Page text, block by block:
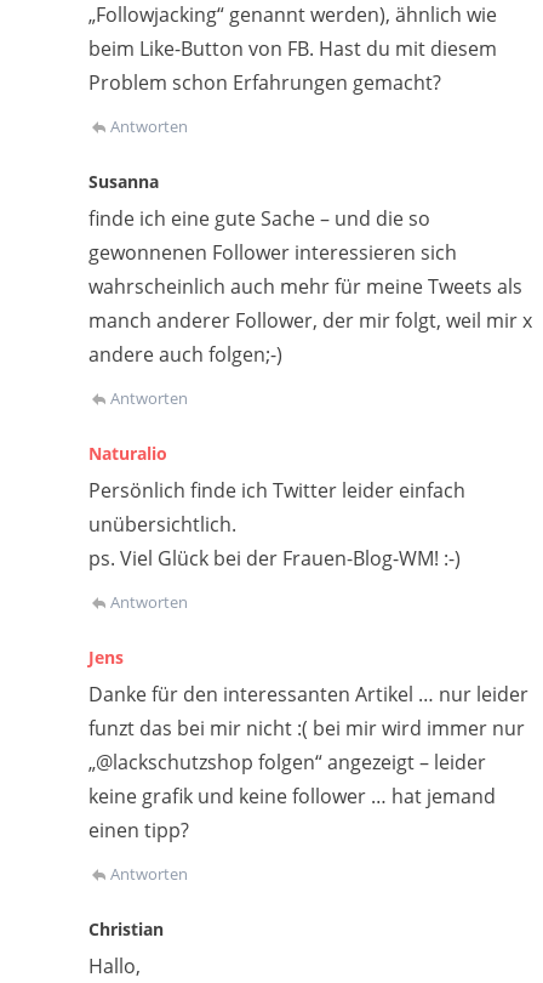
„Followjacking“ genannt werden), ähnlich wie
beim Like-Button von FB. Hast du mit diesem
Problem schon Erfahrungen gemacht?
Antworten
Susanna
finde ich eine gute Sache – und die so
gewonnenen Follower interessieren sich
wahrscheinlich auch mehr für meine Tweets als
manch anderer Follower, der mir folgt, weil mir x
andere auch folgen;-)
Antworten
Naturalio
Persönlich finde ich Twitter leider einfach
unübersichtlich.
ps. Viel Glück bei der Frauen-Blog-WM! :-)
Antworten
Jens
Danke für den interessanten Artikel … nur leider
funzt das bei mir nicht :( bei mir wird immer nur
„@lackschutzshop folgen“ angezeigt – leider
keine grafik und keine follower … hat jemand
einen tipp?
Antworten
Christian
Hallo,